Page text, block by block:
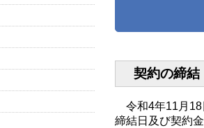
契約の締
令和4年11月18
締結日及び契約